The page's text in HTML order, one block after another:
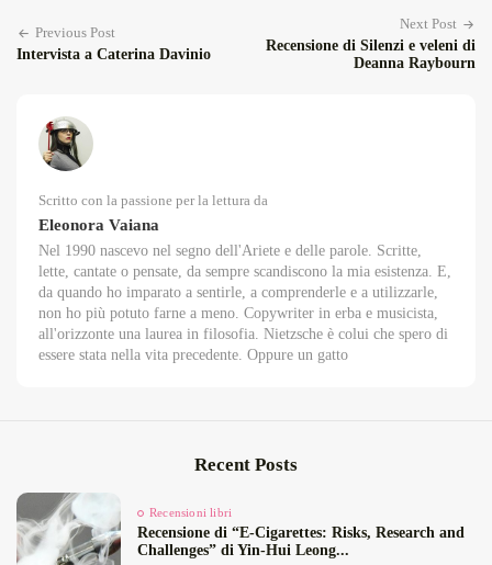
Previous Post
Intervista a Caterina Davinio
Next Post
Recensione di Silenzi e veleni di
Deanna Raybourn
Scritto con la passione per la lettura da
Eleonora Vaiana
Nel 1990 nascevo nel segno dell'Ariete e delle parole. Scritte,
lette, cantate o pensate, da sempre scandiscono la mia esistenza. E,
da quando ho imparato a sentirle, a comprenderle e a utilizzarle,
non ho più potuto farne a meno. Copywriter in erba e musicista,
all'orizzonte una laurea in filosofia. Nietzsche è colui che spero di
essere stata nella vita precedente. Oppure un gatto
Recent Posts
Recensioni libri
Recensione di “E‑Cigarettes: Risks, Research and
Challenges” di Yin‑Hui Leong...